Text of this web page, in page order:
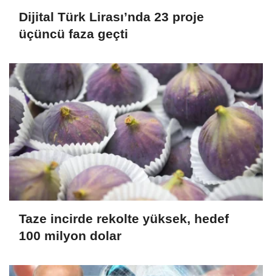
Dijital Türk Lirası’nda 23 proje
üçüncü faza geçti
Taze incirde rekolte yüksek, hedef
100 milyon dolar